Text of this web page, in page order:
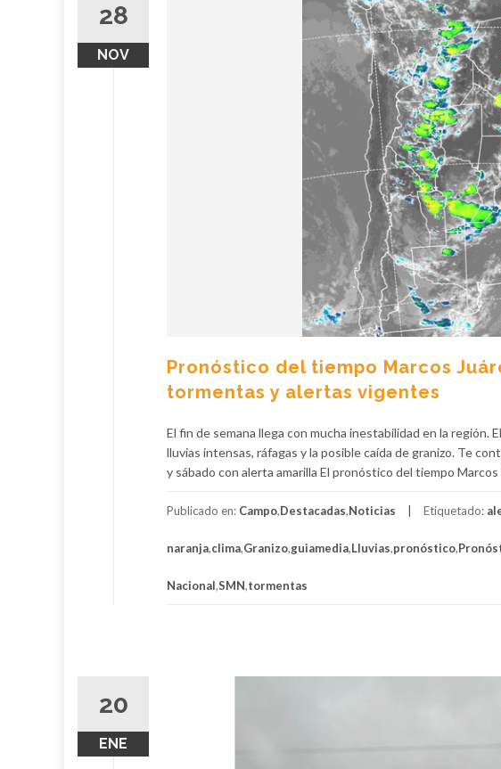
28
NOV
Pronóstico del tiempo Marcos
tormentas y alertas vigentes
El fin de semana llega con mucha inestabilidad en la
lluvias intensas, ráfagas y la posible caída de granizo. Te
y sábado con alerta amarilla El pronóstico del tiempo
Publicado en: Campo,Destacadas,Noticias Etiquetado:
naranja,clima,Granizo,guiamedia,Lluvias,pronóstico,
Nacional,SMN,tormentas
20
ENE